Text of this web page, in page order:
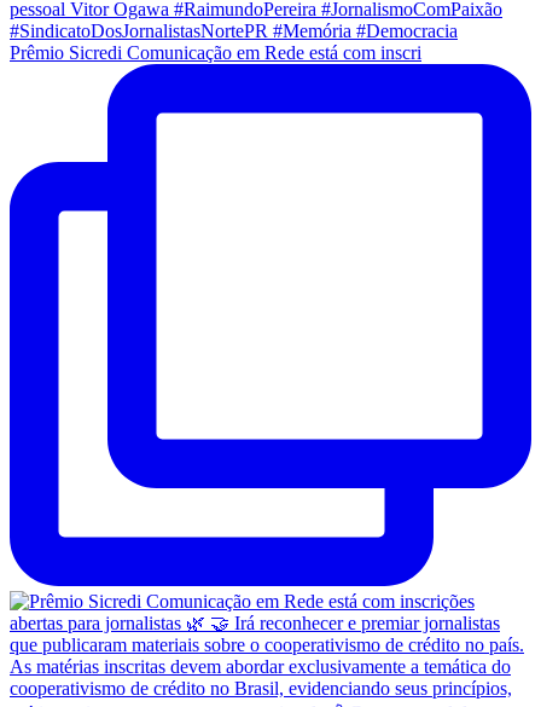
Prêmio Sicredi Comunicação em Rede está com inscri